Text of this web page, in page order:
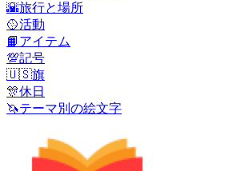
🌇旅行と場所
🥎活動
📙 アイテム
💯記号
🇺🇸旗
🎊休日
🦄テーマ別の絵文字